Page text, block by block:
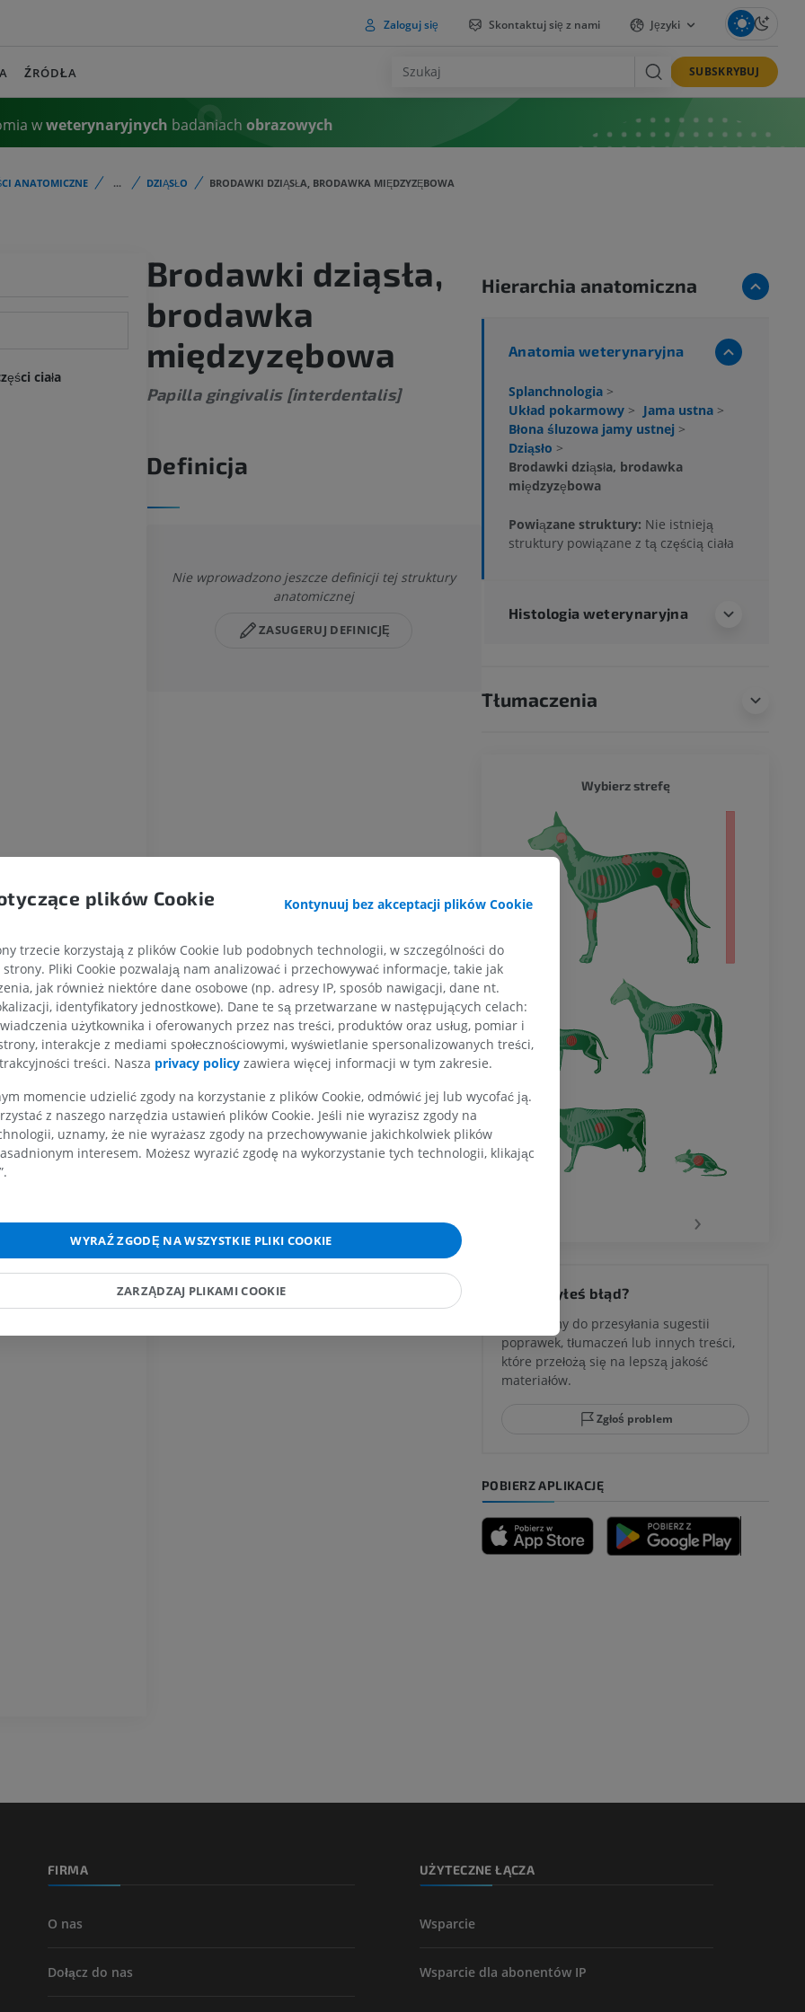
Zaloguj się Skontaktuj się z nami Języki
ŹRÓDŁA SUBSKRYBUJ
wweterynaryjnych badaniach obrazowych
ANATOMICZNE ... DZIĄSŁO BRODAWKI DZIĄSŁA, BRODAWKA MIĘDZYZĘBOWA
ciała
międzyzębowa
dziąsłowa
Brodawki dziąsła,
brodawka
międzyzębowa
Papilla gingivalis [interdentalis]
Definicja
Nie wprowadzono jeszcze definicji tej struktury
anatomicznej
ZASUGERUJ DEFINICJĘ
Hierarchia anatomiczna
Anatomia weterynaryjna
Splanchnologia >
Układ pokarmowy > Jama ustna >
Błona śluzowa jamy ustnej >
Dziąsło >
Brodawki dziąsła, brodawka
międzyzębowa
Powiązane struktury: Nie istnieją
struktury powiązane z tą częścią ciała
Histologia weterynaryjna
Tłumaczenia
Koń – osteologia
ZA DARMO
Koń – nadgarstek
TK
PREMIUM
Ilustracje
PREMIUM
Koń – palec i kopyto
Koń – głowa
Wybierz strefę
›
Zauważyłeś błąd?
Zachęcamy do przesyłania sugestii
poprawek, tłumaczeń lub innych treści,
które przełożą się na lepszą jakość
materiałów.
Zgłoś problem
POBIERZ APLIKACJĘ
FIRMA
O nas
Dołącz do nas
UŻYTECZNE ŁĄCZA
Wsparcie
Wsparcie dla abonentów IP
plików Cookie Kontynuuj bez akceptacji plików Cookie
trzecie korzystają z plików Cookie lub podobnych technologii, w szczególności do
Pliki Cookie pozwalają nam analizować i przechowywać informacje, takie jak
jak również niektóre dane osobowe (np. adresy IP, sposób nawigacji, dane nt.
identyfikatory jednostkowe). Dane te są przetwarzane w następujących celach:
użytkownika i oferowanych przez nas treści, produktów oraz usług, pomiar i
interakcje z mediami społecznościowymi, wyświetlanie spersonalizowanych treści,
treści. Nasza privacy policy zawiera więcej informacji w tym zakresie.
momencie udzielić zgody na korzystanie z plików Cookie, odmówić jej lub wycofać ją.
z naszego narzędzia ustawień plików Cookie. Jeśli nie wyrazisz zgody na
uznamy, że nie wyrażasz zgody na przechowywanie jakichkolwiek plików
interesem. Możesz wyrazić zgodę na wykorzystanie tych technologii, klikając
WYRAŹ ZGODĘ NA WSZYSTKIE PLIKI COOKIE
ZARZĄDZAJ PLIKAMI COOKIE